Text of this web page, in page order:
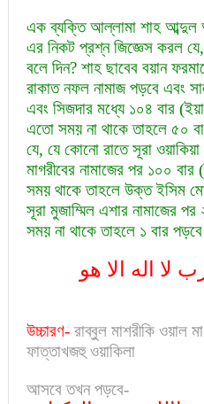
এক ব্যক্তি আল্লামা শাহ আব্দুল
এর নিকট প্রশ্ন জিজ্ঞেস করল
বলে দিন? শাহ ছাবেব বয়ান
রাকাত নফল নামাজ পড়বে এবং
এবং সিজদার মধ্যে ১০৪ বার
এতো সময় না থাকে তাহলে ৫০
যে, যে কোনো রাতে সূরা
মাগরীবের নামাজের পর ১০০
সময় থাকে তাহলে উক্ত ইসিম
সূরা মুজাম্মিল এশার নামাজের
সময় না থাকে তাহলে ১ বার
اله الا هو
উচ্চারণ-রাব্বুল মাশরীকি ওয়াল
ফাত্তাখজহু ওয়াকিলা
আসবে তখন পড়বে-